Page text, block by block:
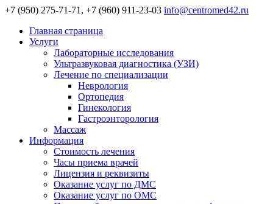
+7 (950) 275-71-71, +7 (960) 911-23-03 info@centromed42.ru
Главная страница
Услуги
Лабораторные исследования
Ультразвуковая диагностика (УЗИ)
Лечение по специализации
Неврология
Ортопедия
Гинекология
Гастроэнторология
Массаж
Информация
Стоимость лечения
Часы приема врачей
Лицензия и реквизиты
Оказание услуг по ДМС
Оказание услуг по ОМС